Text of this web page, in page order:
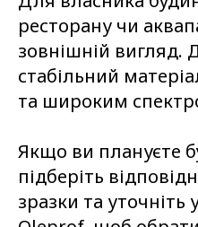
ресторану чи
зовнішній вигляд.
стабільний
та широким
Якщо ви плануєте
підберіть
зразки та